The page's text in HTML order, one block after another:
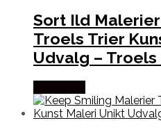
Sort Ild
Troels Trier
Udvalg –